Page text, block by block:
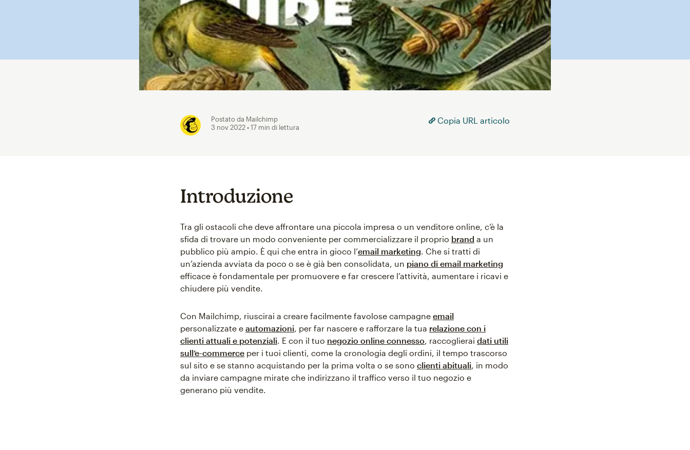
Postato da Mailchimp
3 nov 2022• 17 min di lettura
Copia URL articolo
Introduzione
Tra gli ostacoli che deve affrontare una piccola impresa o un venditore online, c’è la
sfida di trovare un modo conveniente per commercializzare il proprio brand a un
pubblico più ampio. È qui che entra in gioco l’email marketing. Che si tratti di
un’azienda avviata da poco o se è già ben consolidata, un piano di email marketing
efficace è fondamentale per promuovere e far crescere l’attività, aumentare i ricavi e
chiudere più vendite.
Con Mailchimp, riuscirai a creare facilmente favolose campagne email
personalizzate e automazioni, per far nascere e rafforzare la tua relazione con i
clienti attuali e potenziali. E con il tuo negozio online connesso, raccoglierai dati utili
sull’e-commerce per i tuoi clienti, come la cronologia degli ordini, il tempo trascorso
sul sito e se stanno acquistando per la prima volta o se sono clienti abituali, in modo
da inviare campagne mirate che indirizzano il traffico verso il tuo negozio e
generano più vendite.